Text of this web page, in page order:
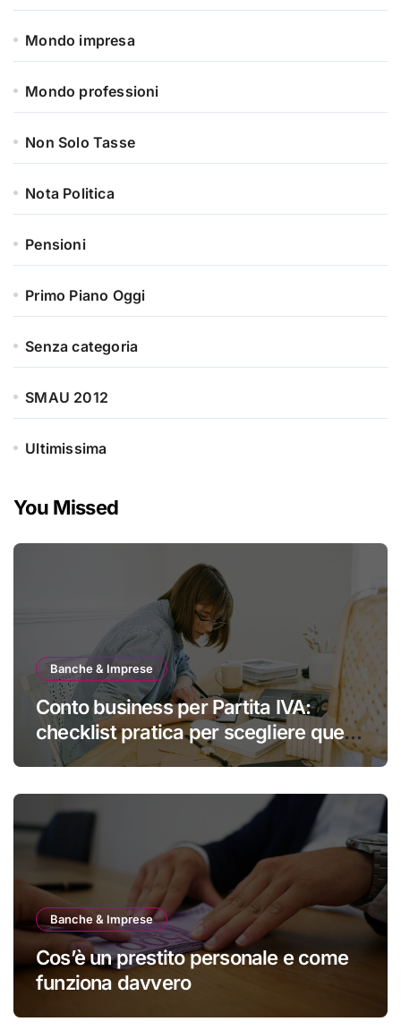
Mondo impresa
Mondo professioni
Non Solo Tasse
Nota Politica
Pensioni
Primo Piano Oggi
Senza categoria
SMAU 2012
Ultimissima
You Missed
Banche & Imprese
Conto business per Partita IVA:
checklist pratica per scegliere quello
giusto
Banche & Imprese
Cos’è un prestito personale e come
funziona davvero